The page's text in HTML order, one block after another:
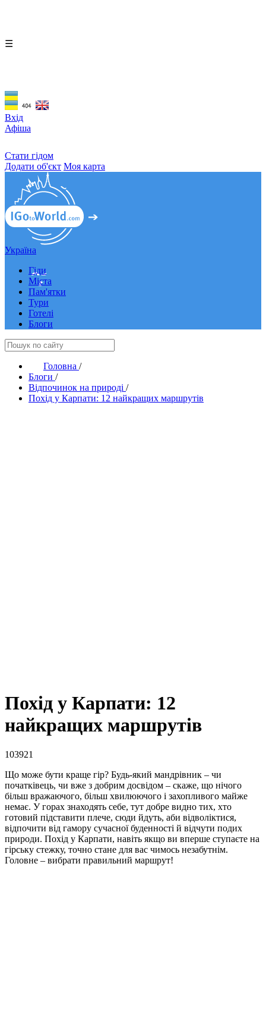
☰
Вхід
Афіша
Стати гідом
Додати об'єкт Моя карта
Україна
Гіди
Міста
Пам'ятки
Тури
Готелі
Блоги
Головна /
Блоги /
Відпочинок на природі /
Похід у Карпати: 12 найкращих маршрутів
Похід у Карпати: 12
найкращих маршрутів
103921
Що може бути краще гір? Будь-який мандрівник – чи
початківець, чи вже з добрим досвідом – скаже, що нічого
більш вражаючого, більш хвилюючого і захопливого майже
немає. У горах знаходять себе, тут добре видно тих, хто
готовий підставити плече, сюди йдуть, аби відволіктися,
відпочити від гамору сучасної буденності й відчути подих
природи. Похід у Карпати, навіть якщо ви вперше ступаєте на
гірську стежку, точно стане для вас чимось незабутнім.
Головне – вибрати правильний маршрут!